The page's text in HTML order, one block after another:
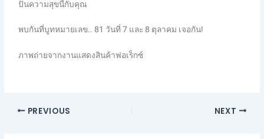
ปันความสุขนี้กับคุณ
พบกันที่บูทหมายเลข.. 81 วันที่ 7 และ 8 ตุลาคม เจอกัน!
ภาพถ่ายจากงานแสดงสินค้าฟอเร็กซ์
PREVIOUS NEXT